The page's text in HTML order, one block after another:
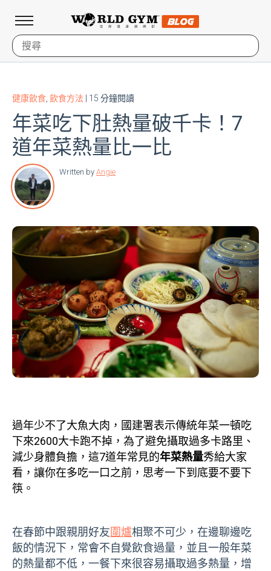
健康飲食 飲食方法 | 15 分鐘閱讀
年菜吃下肚熱量破千卡！7
道年菜熱量比一比
Written by Angie
過年少不了大魚大肉，國建署表示傳統年菜一頓吃
下來2600大卡跑不掉，為了避免攝取過多卡路里、
減少身體負擔，這7道年常見的年菜熱量秀給大家
看，讓你在多吃一口之前，思考一下到底要不要下
筷。
在春節中跟親朋好友圍爐相聚不可少，在邊聊邊吃
飯的情況下，常會不自覺飲食過量，並且一般年菜
的熱量都不低，一餐下來很容易攝取過多熱量，增